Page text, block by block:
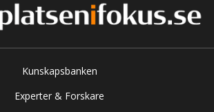
Kunskapsbanken
Experter & Forskare